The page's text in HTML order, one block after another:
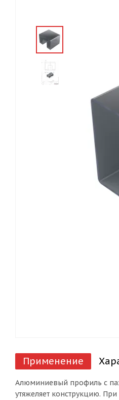
Применение
Алюминиевый профиль с
утяжеляет конструкцию.